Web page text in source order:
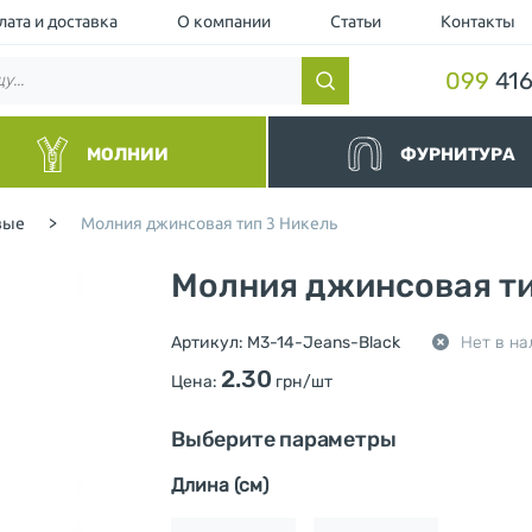
и доставка О компании Статьи Контакты
099
МОЛНИИ ФУРНИТУРА
Липучки и манжеты
Пуллер (Подвес для бегунка)
Ограничители для молнии
Разное
> Молния джинсовая тип 3 Никель
Молния джинсовая
Артикул: M3-14-Jeans-Black
Нет в
Цена: 2.30 грн/шт
Выберите параметры
Длина (см)